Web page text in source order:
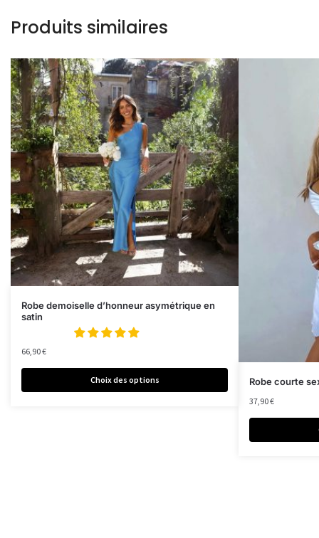
Produits similaires
Robe demoiselle d’honneur asymétrique en
satin
66,90€
Choix des options Robe courte
37,90€